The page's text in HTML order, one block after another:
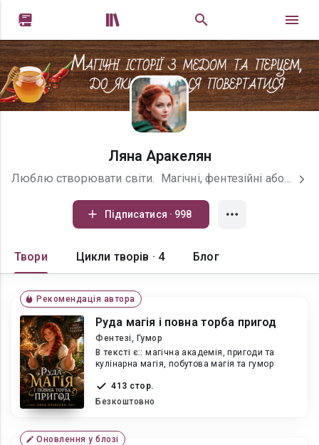
 
Ляна Аракелян
Люблю створювати світи. Магічні, фентезійні або мандрувати у реалі. Люблю слухати й чути. Спостерігати й бачити. У повсякденному житті я ще сценаристка і редакторка сценаріїв, культорганізаторка та керівниця гуртка інтермедії та сторітелінгу "ДіяСлова". З нового навчального року спробую працювати не тільки онлайн, а й офлайн. Мешкаю у прифронтовому Запоріжжі, яке я люблю усією душею. Мій псевдонім – прізвище мого діда, якого я ніколи у житті не бачила. Це данина пам'яті. Кров мого роду. Гаряча кров підігріває талант. Маю двох котів. Руду кішку на прізвисько Беккі Тетчер і білого кота в кремові плямочки на прізвисько Фокстрот. У своїй шухляді маю багато цікавих ідей, які я буду поступово втілювати у життя. Вельми вдячна кожному за підписку та коментарі! Це підіймає мій письменницький дух і спонукає творити. Якщо маєте цікаві пропозиції, то надсилайте сюди: arakelyan_lyana@ukr.net
Підписатися · 998
Твори Цикли творів · 4 Блог
Рекомендація автора
Руда магія і повна торба пригод
Фентезі, Гумор
В текcті є:: магічна академія, пригоди та
кулінарна магія, побутова магія та гумор
413 стор.
Безкоштовно
Оновлення у блозі